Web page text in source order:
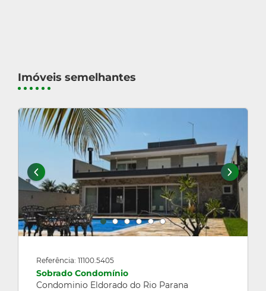
Imóveis semelhantes
Referência: 11100.5405
Sobrado Condomínio
Condominio Eldorado do Rio Parana